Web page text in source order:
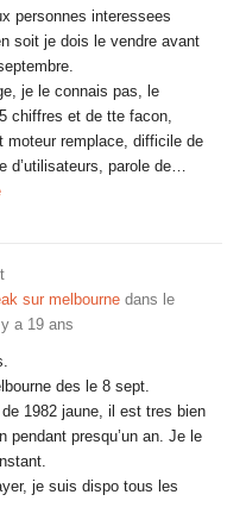
personnes interessees
soit je dois le vendre avant
je le connais pas, le
chiffres et de tte facon,
moteur remplace, difficile de
d’utilisateurs, parole de…
sur melbourne dans le
a 19 ans
des le 8 sept.
1982 jaune, il est tres bien
pendant presqu’un an. Je le
je suis dispo tous les